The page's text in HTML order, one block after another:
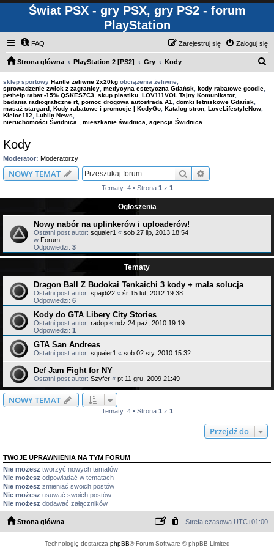
Świat PSX - gry PSX, gry PS2 - forum
PlayStation
FAQ Zaloguj się
Zarejestruj się
Strona główna PlayStation 2 [PS2] Gry Kody
sklep sportowy Hantle żeliwne 2x20kg obciążenia żeliwne,
sprowadzenie zwłok z zagranicy medycyna estetyczna Gdańsk kody rabatowe goodie
pethelp rabat -15% QSKES7C3 skup plastiku LOV111VOL Tajny Komunikator
badania radiograficzne rt, pomoc drogowa autostrada A1 domki letniskowe Gdańsk
masaż stargard Kody rabatowe i promocje | KodyGo Katalog stron LoveLifestyleNow
Kielce112
Lublin News
nieruchomości Świdnica , mieszkanie świdnica, agencja Świdnica
Kody
Moderator: Moderatorzy
NOWY TEMAT Szukaj
Tematy: 4 • Strona 1 z 1
Ogłoszenia
Nowy nabór na uplinkerów i uploaderów!
Ostatni post autor: squaier1 « sob 27 lip, 2013 18:54
w Forum
Odpowiedzi: 3
Tematy
Dragon Ball Z Budokai Tenkaichi 3 kody + mała solucja
Ostatni post autor: spajdi22 « śr 15 lut, 2012 19:38
Odpowiedzi: 6
Kody do GTA Libery City Stories
Ostatni post autor: radop « ndz 24 paź, 2010 19:19
Odpowiedzi: 1
GTA San Andreas
Ostatni post autor: squaier1 « sob 02 sty, 2010 15:32
Def Jam Fight for NY
Ostatni post autor: Szyfer « pt 11 gru, 2009 21:49
NOWY TEMAT
Tematy: 4 • Strona 1 z 1
Przejdź do
TWOJE UPRAWNIENIA NA TYM FORUM
Nie możesz tworzyć nowych tematów
Nie możesz odpowiadać w tematach
Nie możesz zmieniać swoich postów
Nie możesz usuwać swoich postów
Nie możesz dodawać załączników
Strona główna Strefa czasowa UTC+01:00
Technologię dostarcza phpBB® Forum Software © phpBB Limited